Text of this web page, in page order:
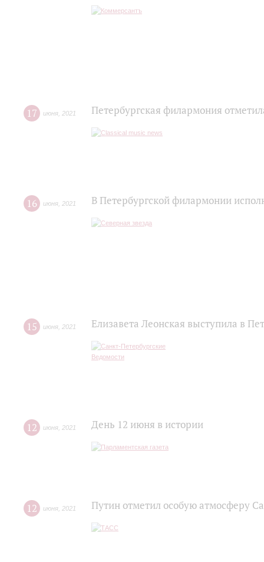
17 июня 2021 Петербургская филармония
16 июня 2021 В Петербургской филармонии
15 июня 2021 Елизавета Леонская выступила в
12 июня 2021 День 12 июня в истории
12 июня 2021 Путин отметил особую атмосферу